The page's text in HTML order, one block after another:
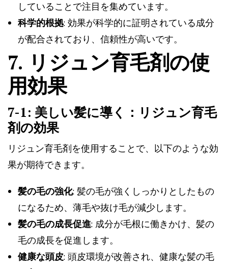
していることで注目を集めています。
科学的根拠: 効果が科学的に証明されている成分
が配合されており、信頼性が高いです。
7. リジュン育毛剤の使
用効果
7-1: 美しい髪に導く：リジュン育毛
剤の効果
リジュン育毛剤を使用することで、以下のような効
果が期待できます。
髪の毛の強化: 髪の毛が強くしっかりとしたもの
になるため、薄毛や抜け毛が減少します。
髪の毛の成長促進: 成分が毛根に働きかけ、髪の
毛の成長を促進します。
健康な頭皮: 頭皮環境が改善され、健康な髪の毛